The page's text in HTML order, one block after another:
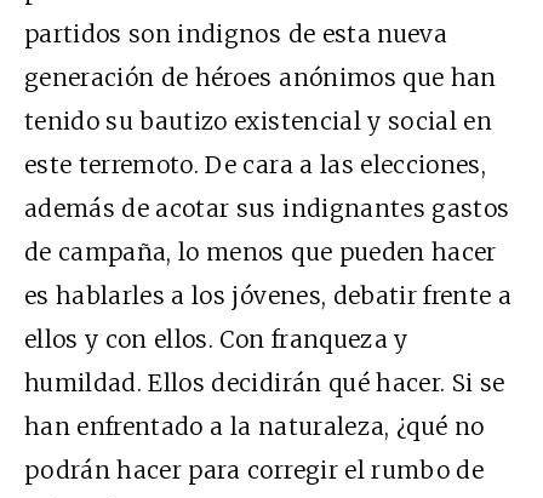
partidos son indignos de esta nueva
generación de héroes anónimos que han
tenido su bautizo existencial y social en
este terremoto. De cara a las elecciones,
además de acotar sus indignantes gastos
de campaña, lo menos que pueden hacer
es hablarles a los jóvenes, debatir frente a
ellos y con ellos. Con franqueza y
humildad. Ellos decidirán qué hacer. Si se
han enfrentado a la naturaleza, ¿qué no
podrán hacer para corregir el rumbo de